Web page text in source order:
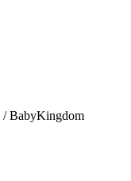
BabyKingdom